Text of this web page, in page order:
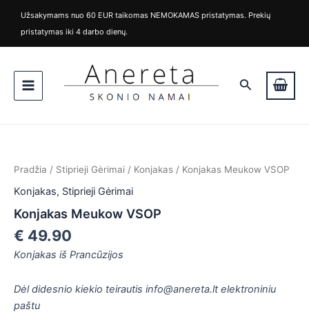
turinio
Užsakymams nuo 60 EUR taikomas NEMOKAMAS pristatymas. Prekių
pristatymas iki 4 darbo dienų.
Menu
Paieška
Pradžia / Stiprieji Gėrimai / Konjakas / Konjakas Meukow VSOP
Konjakas, Stiprieji Gėrimai
Konjakas Meukow VSOP
€ 49.90
Konjakas iš Prancūzijos
Dėl didesnio kiekio teirautis info@anereta.lt elektroniniu
paštu
Meukow
VSOP